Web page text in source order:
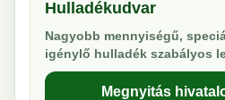
Hulladékudvar
Nagyobb mennyiségű,
igénylő hulladék szabályos
Megnyitás